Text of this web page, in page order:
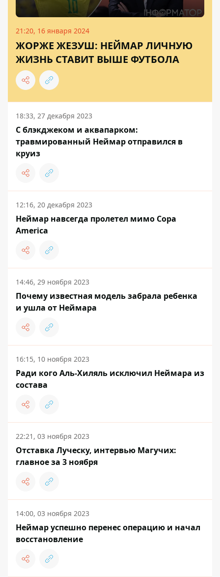
21:20, 16 января 2024
ЖОРЖЕ ЖЕЗУШ: НЕЙМАР ЛИЧНУЮ
ЖИЗНЬ СТАВИТ ВЫШЕ ФУТБОЛА
18:33, 27 декабря 2023
С блэкджеком и аквапарком:
травмированный Неймар отправился в
круиз
12:16, 20 декабря 2023
Неймар навсегда пролетел мимо Copa
Amеrica
14:46, 29 ноября 2023
Почему известная модель забрала ребенка
и ушла от Неймара
16:15, 10 ноября 2023
Ради кого Аль-Хиляль исключил Неймара из
состава
22:21, 03 ноября 2023
Отставка Луческу, интервью Магучих:
главное за 3 ноября
14:00, 03 ноября 2023
Неймар успешно перенес операцию и начал
восстановление